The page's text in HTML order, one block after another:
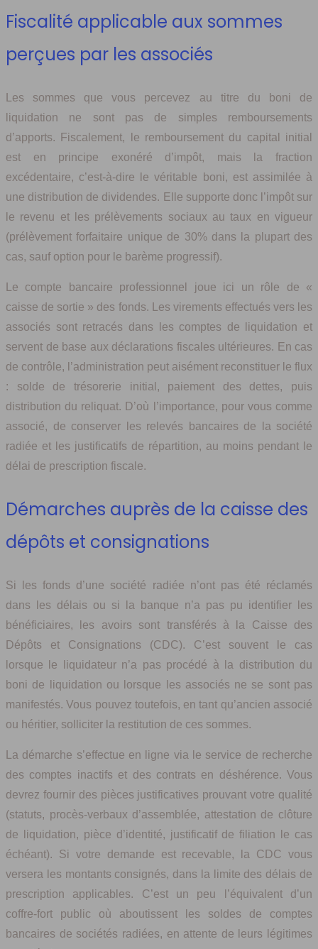
Fiscalité applicable aux sommes
perçues par les associés
Les sommes que vous percevez au titre du boni de
liquidation ne sont pas de simples remboursements
d’apports. Fiscalement, le remboursement du capital initial
est en principe exonéré d’impôt, mais la fraction
excédentaire, c’est-à-dire le véritable boni, est assimilée à
une distribution de dividendes. Elle supporte donc l’impôt sur
le revenu et les prélèvements sociaux au taux en vigueur
(prélèvement forfaitaire unique de 30% dans la plupart des
cas, sauf option pour le barème progressif).
Le compte bancaire professionnel joue ici un rôle de «
caisse de sortie » des fonds. Les virements effectués vers les
associés sont retracés dans les comptes de liquidation et
servent de base aux déclarations fiscales ultérieures. En cas
de contrôle, l’administration peut aisément reconstituer le flux
: solde de trésorerie initial, paiement des dettes, puis
distribution du reliquat. D’où l’importance, pour vous comme
associé, de conserver les relevés bancaires de la société
radiée et les justificatifs de répartition, au moins pendant le
délai de prescription fiscale.
Démarches auprès de la caisse des
dépôts et consignations
Si les fonds d’une société radiée n’ont pas été réclamés
dans les délais ou si la banque n’a pas pu identifier les
bénéficiaires, les avoirs sont transférés à la Caisse des
Dépôts et Consignations (CDC). C’est souvent le cas
lorsque le liquidateur n’a pas procédé à la distribution du
boni de liquidation ou lorsque les associés ne se sont pas
manifestés. Vous pouvez toutefois, en tant qu’ancien associé
ou héritier, solliciter la restitution de ces sommes.
La démarche s’effectue en ligne via le service de recherche
des comptes inactifs et des contrats en déshérence. Vous
devrez fournir des pièces justificatives prouvant votre qualité
(statuts, procès-verbaux d’assemblée, attestation de clôture
de liquidation, pièce d’identité, justificatif de filiation le cas
échéant). Si votre demande est recevable, la CDC vous
versera les montants consignés, dans la limite des délais de
prescription applicables. C’est un peu l’équivalent d’un
coffre-fort public où aboutissent les soldes de comptes
bancaires de sociétés radiées, en attente de leurs légitimes